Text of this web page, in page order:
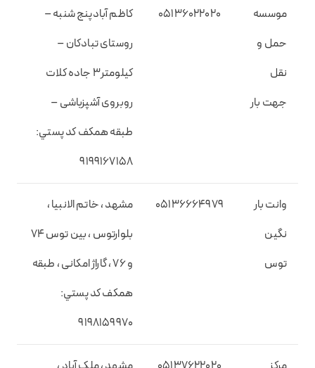
موسسه
حمل و
نقل
جهت بار
05136022020
کاظم آبادپنج شنبه –
روستای تبادکان –
کیلومتر3 جاده کلات
روبروی آشپزباشی –
طبقه همکف کد پستي:
9199167158
وانت بار
نگین
توس
05136664979
مشهد ، خاتم الانبیا ،
بلوارتوس ، بین توس 74
و 76 ، گاراژ امکانی ، طبقه
همکف کد پستي:
9198159970